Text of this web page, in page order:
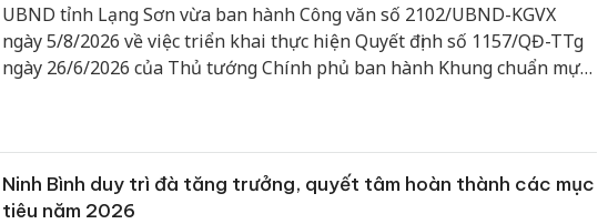
UBND tỉnh Lạng Sơn vừa ban hành Công văn số 2102/UBND-KGVX
ngày 5/8/2026 về việc triển khai thực hiện Quyết định số 1157/QĐ-TTg
ngày 26/6/2026 của Thủ tướng Chính phủ ban hành Khung chuẩn mực
Ninh Bình duy trì đà tăng trưởng, quyết tâm hoàn thành các mục
tiêu năm 2026
bán bình sữa
Moyuum giả
Quốc ra đầu thú